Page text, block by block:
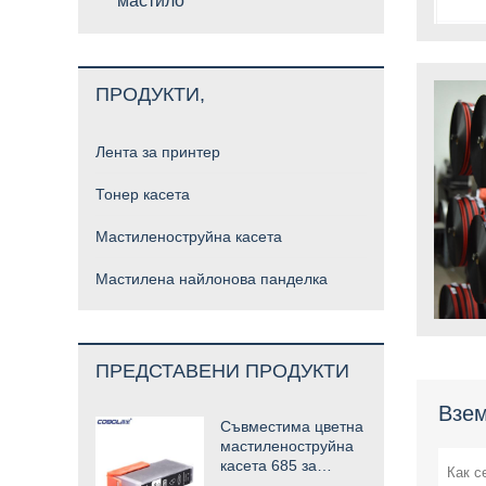
ПРОДУКТИ,
Лента за принтер
Тонер касета
Мастиленоструйна касета
Мастилена найлонова панделка
ПРЕДСТАВЕНИ ПРОДУКТИ
Съвместима цветна
мастиленоструйна
касета 685 за